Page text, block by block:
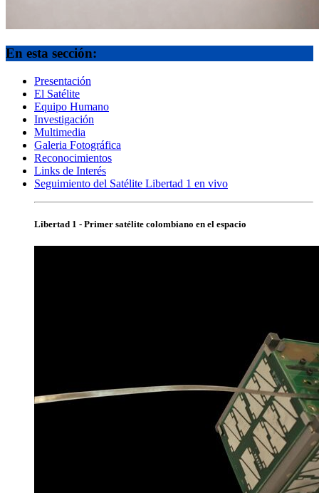
En esta sección:
Presentación
El Satélite
Equipo Humano
Investigación
Multimedia
Galeria Fotográfica
Reconocimientos
Links de Interés
Seguimiento del Satélite Libertad 1 en vivo
Libertad 1 - Primer satélite colombiano en el espacio